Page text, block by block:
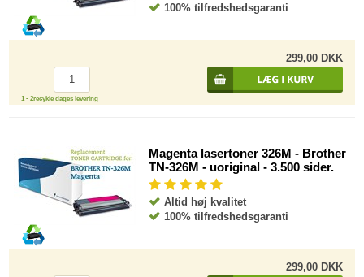
100% tilfredshedsgaranti
299,00 DKK
1 - 2recykle dages levering
Magenta lasertoner 326M - Brother
TN-326M - uoriginal - 3.500 sider.
Altid høj kvalitet
100% tilfredshedsgaranti
299,00 DKK